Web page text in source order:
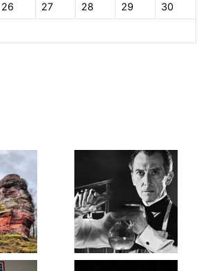
26 27 28 29 30